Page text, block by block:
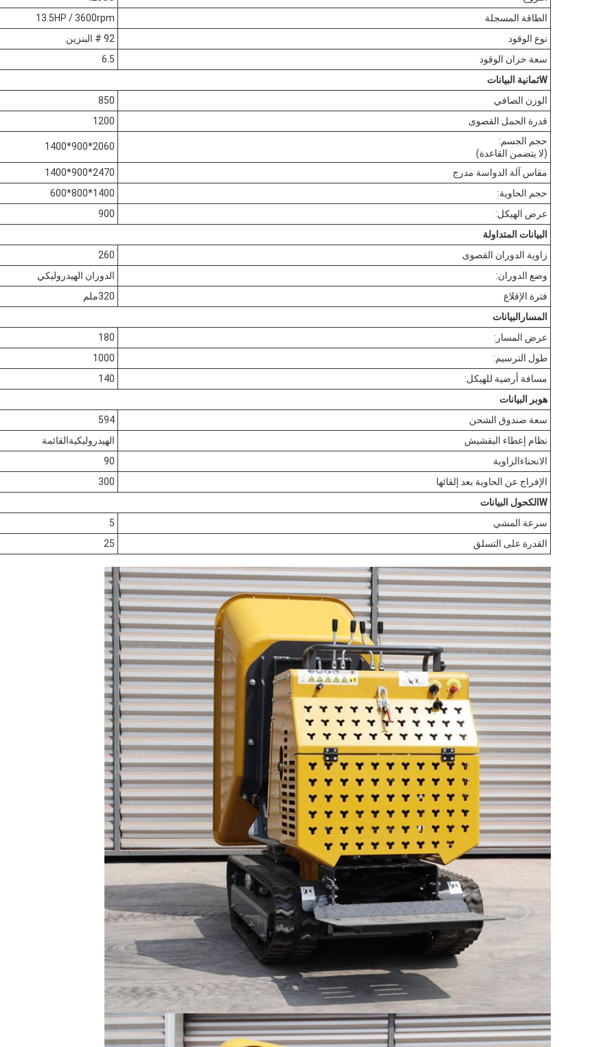
الطاقة المسجلة
13.5HP / 3600rpm
نوع الوقود
92 # البنزين
سعة خزان الوقود
6.5
Wثمانية البيانات
الوزن الصافي
850
قدرة الحمل القصوى
1200
حجم الجسم:
(لا يتضمن القاعدة)
2060*900*1400
مقاس آلة الدواسة مدرج
2470*900*1400
حجم الحاوية:
1400*800*600
عرض الهيكل:
900
البيانات المتداولة
زاوية الدوران القصوى
260
وضع الدوران:
الدوران الهيدروليكي
فترة الإقلاع
320ملم
المسار البيانات
عرض المسار:
180
طول الترسيم:
1000
مسافة أرضية للهيكل:
140
هوبر
البيانات
سعة صندوق الشحن
594
نظام إعطاء البقشيش
الهيدروليكيةالقائمة
الانحناءالزاوية
90
الإفراج عن الحاوية بعد إلقائها
300
W الكحول البيانات
سرعة المشي
5
القدرة على التسلق
25